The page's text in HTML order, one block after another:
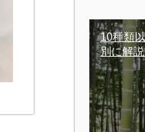
10種類
別に解